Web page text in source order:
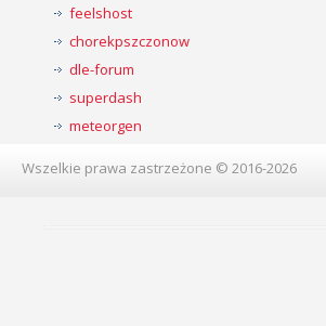
feelshost
chorekpszczonow
dle-forum
superdash
meteorgen
Wszelkie prawa zastrzeżone © 2016-2026